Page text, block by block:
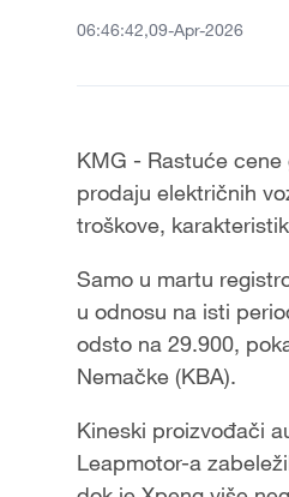
06:46:42,09-Apr-2026
KMG - Rastuće
prodaju električnih
troškove,
Samo u martu
u odnosu na isti
odsto na 29.900,
Nemačke (KBA).
Kineski proizvođači
Leapmotor-a